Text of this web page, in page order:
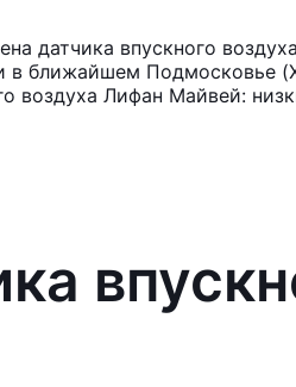
датчика впускного
в ближайшем Подмосковье
воздуха Лифан Майвей: